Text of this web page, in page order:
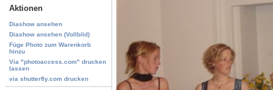
Aktionen
Diashow ansehen
Diashow ansehen (Vollbild)
Füge Photo zum Warenkorb
hinzu
Via "photoaccess.com" drucken
lassen
via shutterfly.com drucken